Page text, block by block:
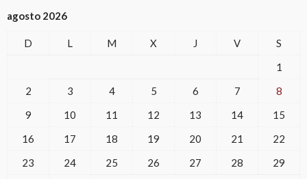
agosto 2026
D L M X J V
S
1
2
3 4 5 6 7
8
9
10 11 12 13 14
15
16
17 18 19 20 21
22
23
24 25 26 27 28
29